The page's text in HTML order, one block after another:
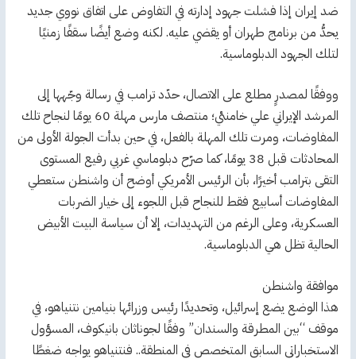
ضد إيران إذا فشلت جهود إدارته في التفاوض على اتفاق نووي جديد
يحدُّ من برنامج طهران أو يقضي عليه. لكنه وضع أيضًا سقفًا زمنيًا
لتلك الجهود الدبلوماسية.
ووفقًا لمصدرٍ مطلع على الاتصال، حدّد ترامب في رسالة وجّهها إلى
المرشد الإيراني علي خامنئي؛ منتصف مارس مهلة 60 يومًا لنجاح تلك
المفاوضات، ومرت تلك المهلة بالفعل، في حين بدأت الجولة الأولى من
المحادثات قبل 38 يومًا، كما صرّح دبلوماسي غربي رفيع المستوى
التقى بترامب أخيرًا، بأن الرئيس الأمريكي أوضح أن واشنطن ستعطي
المفاوضات أسابيع فقط للنجاح قبل اللجوء إلى خيار الضربات
العسكرية، وعلى الرغم من التهديدات، إلا أن سياسة البيت الأبيض
الحالية تظل هي الدبلوماسية.
موافقة واشنطن
هذا الوضع يضع إسرائيل، وتحديدًا رئيس وزرائها بنيامين نتنياهو، في
موقف “بين المطرقة والسندان” وفقًا لجوناثان بانيكوف، المسؤول
الاستخباراتي السابق المتخصص في المنطقة.. فنتنياهو يواجه ضغطًا